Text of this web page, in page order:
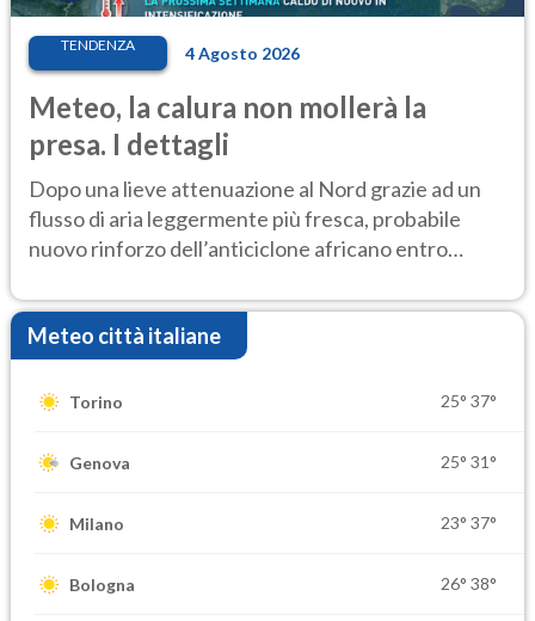
TENDENZA 4 Agosto 2026
Meteo, la calura non mollerà la
presa. I dettagli
Dopo una lieve attenuazione al Nord grazie ad un
flusso di aria leggermente più fresca, probabile
nuovo rinforzo dell’anticiclone africano entro
Meteo città italiane
Torino 25° 37°
Genova 25° 31°
Milano 23° 37°
Bologna 26° 38°